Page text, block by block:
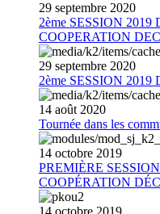
29 septembre 2020
2ème SESSION
COOPERATION
29 septembre 2020
2ème SESSION
14 août 2020
Tournée dans les
14 octobre 2019
PREMIÈRE
COOPÉRATION
14 octobre 2019